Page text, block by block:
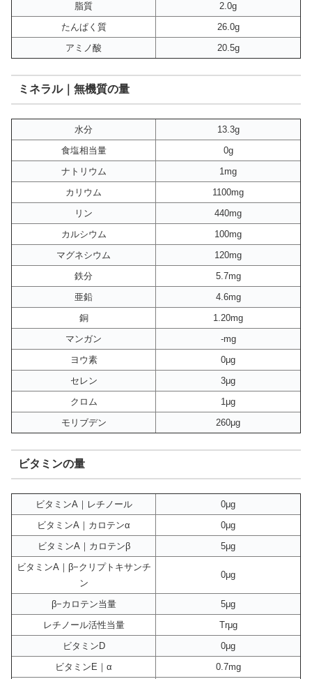
脂質
2.0g
たんぱく質
26.0g
アミノ酸
20.5g
ミネラル｜無機質の量
水分
13.3g
食塩相当量
0g
ナトリウム
1mg
カリウム
1100mg
リン
440mg
カルシウム
100mg
マグネシウム
120mg
鉄分
5.7mg
亜鉛
4.6mg
銅
1.20mg
マンガン
-mg
ヨウ素
0μg
セレン
3μg
クロム
1μg
モリブデン
260μg
ビタミンの量
ビタミンA｜レチノール
0μg
ビタミンA｜カロテンα
0μg
ビタミンA｜カロテンβ
5μg
ビタミンA｜β−クリプトキサンチ
ン
0μg
β−カロテン当量
5μg
レチノール活性当量
Trμg
ビタミンD
0μg
ビタミンE｜α
0.7mg